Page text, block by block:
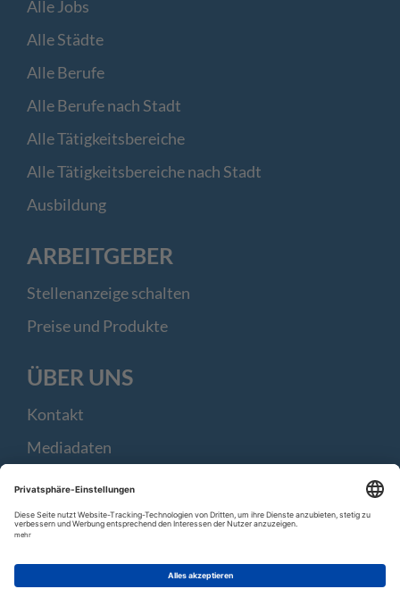
Alle Jobs
Alle Städte
Alle Berufe
Alle Berufe nach Stadt
Alle Tätigkeitsbereiche
Alle Tätigkeitsbereiche nach Stadt
Ausbildung
ARBEITGEBER
Stellenanzeige schalten
Preise und Produkte
ÜBER UNS
Kontakt
Mediadaten
AGB | Datenschutz | Impressum |